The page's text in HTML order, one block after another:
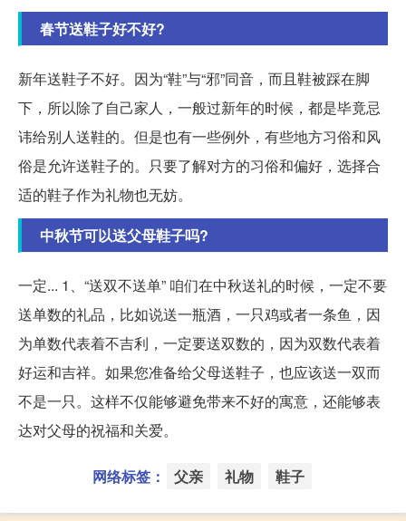
春节送鞋子好不好?
新年送鞋子不好。因为“鞋”与“邪”同音，而且鞋被踩在脚
下，所以除了自己家人，一般过新年的时候，都是毕竟忌
讳给别人送鞋的。但是也有一些例外，有些地方习俗和风
俗是允许送鞋子的。只要了解对方的习俗和偏好，选择合
适的鞋子作为礼物也无妨。
中秋节可以送父母鞋子吗?
一定... 1、“送双不送单” 咱们在中秋送礼的时候，一定不要
送单数的礼品，比如说送一瓶酒，一只鸡或者一条鱼，因
为单数代表着不吉利，一定要送双数的，因为双数代表着
好运和吉祥。如果您准备给父母送鞋子，也应该送一双而
不是一只。这样不仅能够避免带来不好的寓意，还能够表
达对父母的祝福和关爱。
网络标签： 父亲 礼物 鞋子